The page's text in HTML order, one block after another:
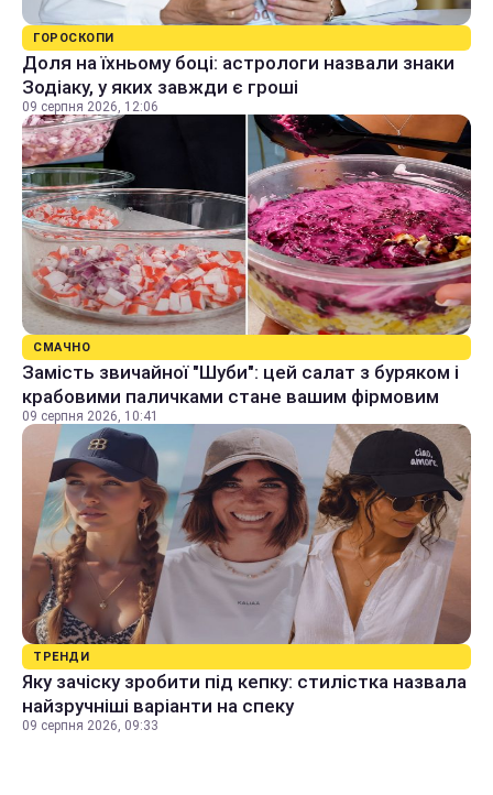
ГОРОСКОПИ
Доля на їхньому боці: астрологи назвали знаки
Зодіаку, у яких завжди є гроші
09 серпня 2026, 12:06
СМАЧНО
Замість звичайної "Шуби": цей салат з буряком і
крабовими паличками стане вашим фірмовим
09 серпня 2026, 10:41
ТРЕНДИ
Яку зачіску зробити під кепку: стилістка назвала
найзручніші варіанти на спеку
09 серпня 2026, 09:33